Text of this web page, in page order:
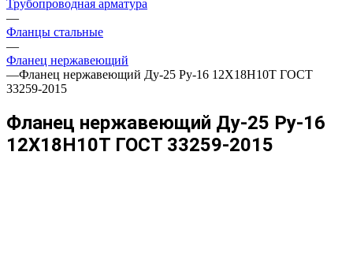
Трубопроводная арматура
—
Фланцы стальные
—
Фланец нержавеющий
—Фланец нержавеющий Ду-25 Ру-16 12Х18Н10Т ГОСТ
33259-2015
Фланец нержавеющий Ду-25 Ру-16
12Х18Н10Т ГОСТ 33259-2015